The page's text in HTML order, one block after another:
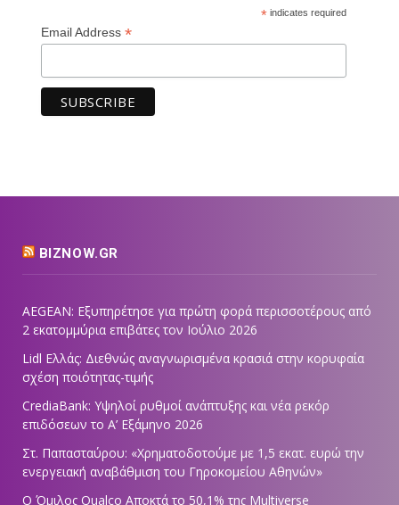
*indicates required
Email Address *
BIZNOW.GR
AEGEAN: Εξυπηρέτησε για πρώτη φορά περισσοτέρους από
2 εκατομμύρια επιβάτες τον Ιούλιο 2026
Lidl Ελλάς: Διεθνώς αναγνωρισμένα κρασιά στην κορυφαία
σχέση ποιότητας-τιμής
CrediaBank: Υψηλοί ρυθμοί ανάπτυξης και νέα ρεκόρ
επιδόσεων το Α’ Εξάμηνο 2026
Στ. Παπασταύρου: «Χρηματοδοτούμε με 1,5 εκατ. ευρώ την
ενεργειακή αναβάθμιση του Γηροκομείου Αθηνών»
Ο Όμιλος Qualco Αποκτά το 50,1% της Multiverse